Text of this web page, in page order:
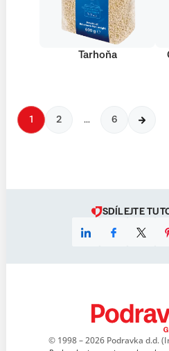
Tarhoňa
1 2 … 6
SDÍLEJTE
© 1998 – 2026 Podravka d.d.